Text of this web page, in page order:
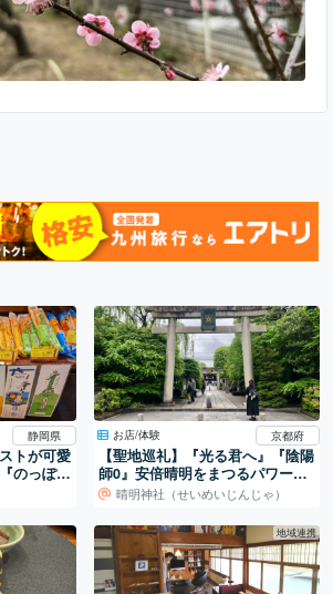
静岡県
トが可愛
のっぽパ
お店/体験 京都府
【聖地巡礼】『光る君へ』『陰陽
師0』安倍晴明をまつるパワース
ポット
晴明神社（せいめいじんじゃ）
地域連携